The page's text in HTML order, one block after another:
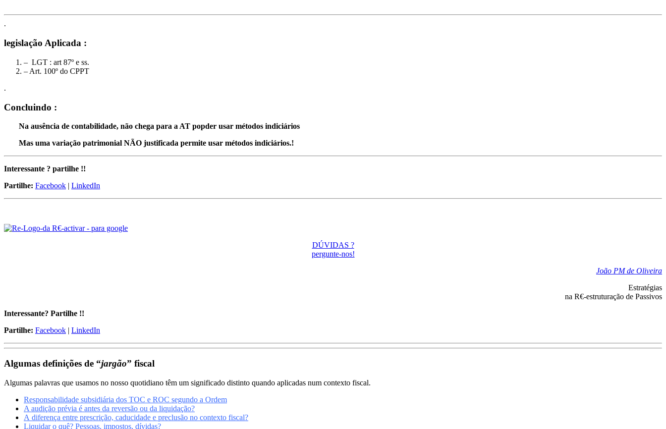
.
legislação Aplicada :
– LGT : art 87º e ss.
– Art. 100º do CPPT
.
Concluindo :
Na ausência de contabilidade, não chega para a AT popder usar métodos indiciários
Mas uma variação patrimonial NÃO justificada permite usar métodos indiciários.!
Interessante ? partilhe !!
Partilhe: Facebook | LinkedIn
DÚVIDAS ?
pergunte-nos!
João PM de Oliveira
Estratégias
na R€-estruturação de Passivos
Interessante? Partilhe !!
Partilhe: Facebook | LinkedIn
Algumas definições de “jargão” fiscal
Algumas palavras que usamos no nosso quotidiano têm um significado distinto quando aplicadas num contexto fiscal.
Responsabilidade subsidiária dos TOC e ROC segundo a Ordem
A audição prévia é antes da reversão ou da liquidação?
A diferença entre prescrição, caducidade e preclusão no contexto fiscal?
Liquidar o quê? Pessoas, impostos, dívidas?